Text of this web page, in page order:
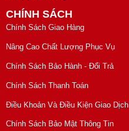
CHÍNH SÁCH
Chính Sách Giao Hàng
Nâng Cao Chất Lượng Phục Vụ
Chính Sách Bảo Hành - Đổi Trả
Chính Sách Thanh Toán
Điều Khoản Và Điều Kiện Giao Dịch
Chính Sách Bảo Mật Thông Tin